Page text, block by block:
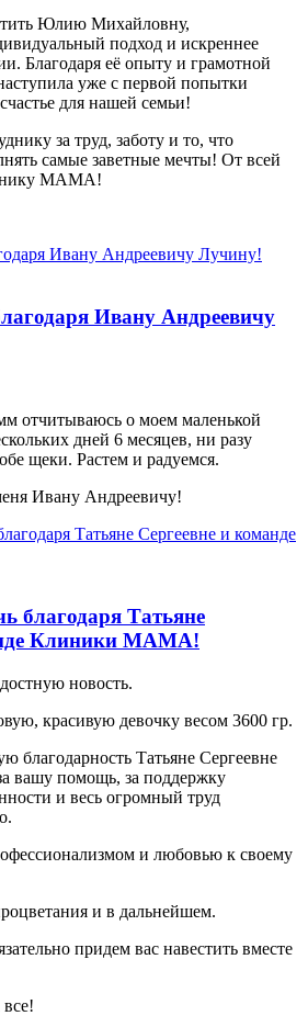
Юлию Михайловну,
подход и искреннее
Благодаря её опыту и грамотной
уже с первой попытки
для нашей семьи!
за труд, заботу и то, что
самые заветные мечты! От всей
МАМА!
Ивану Андреевичу
отчитываюсь о моем маленькой
дней 6 месяцев, ни разу
щеки. Растем и радуемся.
Ивану Андреевичу!
благодаря Татьяне
Клиники МАМА!
новость.
красивую девочку весом 3600 гр.
благодарность Татьяне Сергеевне
вашу помощь, за поддержку
и весь огромный труд
и любовью к своему
и в дальнейшем.
придем вас навестить вместе